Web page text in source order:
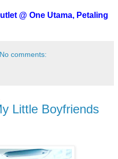
@ One Utama, Petaling
No comments:
Little Boyfriends